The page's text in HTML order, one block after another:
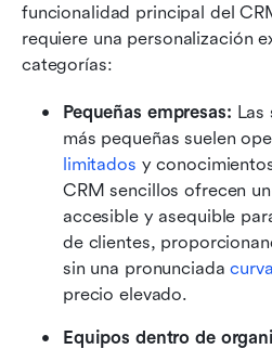
funcionalidad principal del
requiere una personalización
categorías:
Pequeñas empresas: Las
más pequeñas suelen
limitados y
CRM sencillos ofrecen
accesible y asequible
de clientes,
sin una pronunciada
precio elevado.
Equipos dentro de